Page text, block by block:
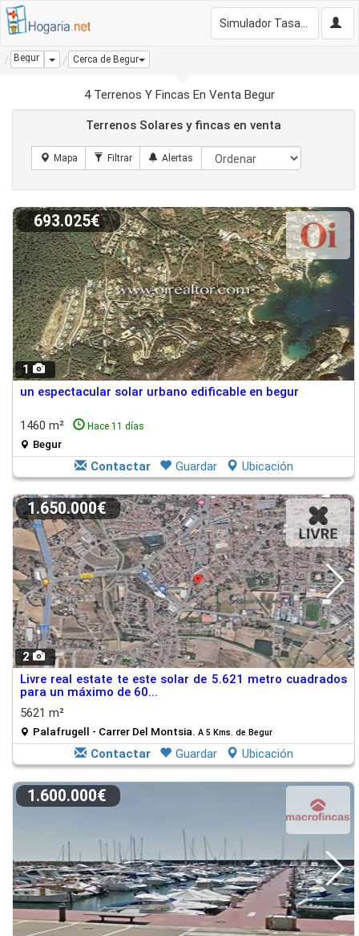
Begur Dropdown
Cerca de Begur
4 Terrenos Y Fincas En Venta Begur
Terrenos Solares y fincas en venta
1
693.025€
un espectacular solar urbano edificable en begur
1460 m² Hace 11 días
Begur
Contactar Guardar Ubicación
2
1.650.000€
Livre real estate te este solar de 5.621 metro cuadrados
para un máximo de 60...
5621 m²
Palafrugell - Carrer Del Montsia. A 5 Kms. de Begur
Contactar Guardar Ubicación
1.600.000€